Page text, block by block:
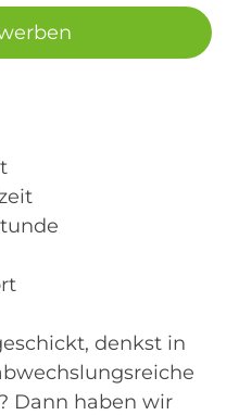
denkst in
Dann haben wir